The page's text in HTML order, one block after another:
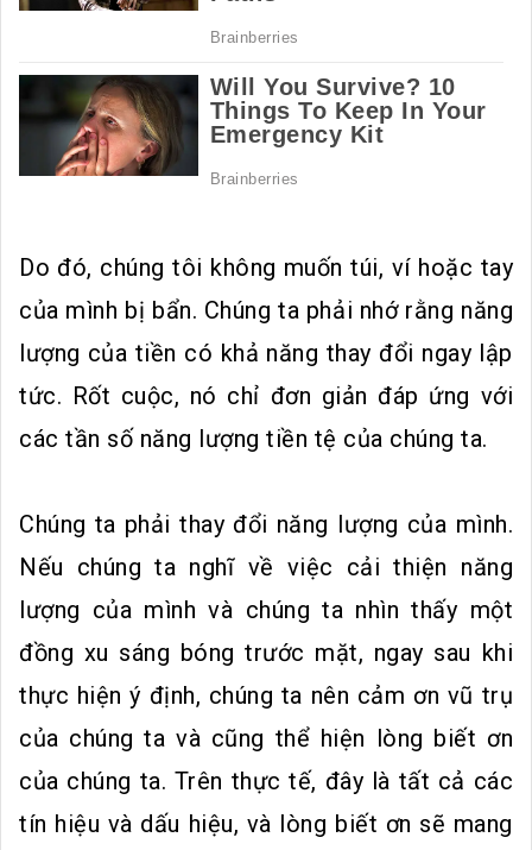
Do đó, chúng tôi không muốn túi, ví hoặc tay
của mình bị bẩn. Chúng ta phải nhớ rằng năng
lượng của tiền có khả năng thay đổi ngay lập
tức. Rốt cuộc, nó chỉ đơn giản đáp ứng với
các tần số năng lượng tiền tệ của chúng ta.
Chúng ta phải thay đổi năng lượng của mình.
Nếu chúng ta nghĩ về việc cải thiện năng
lượng của mình và chúng ta nhìn thấy một
đồng xu sáng bóng trước mặt, ngay sau khi
thực hiện ý định, chúng ta nên cảm ơn vũ trụ
của chúng ta và cũng thể hiện lòng biết ơn
của chúng ta. Trên thực tế, đây là tất cả các
tín hiệu và dấu hiệu, và lòng biết ơn sẽ mang